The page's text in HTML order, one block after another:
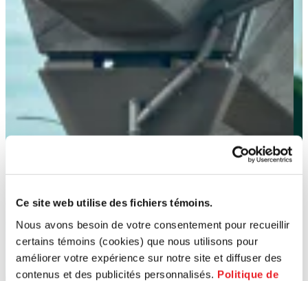
Ce site web utilise des fichiers témoins.
Nous avons besoin de votre consentement pour recueillir
certains témoins (cookies) que nous utilisons pour
améliorer votre expérience sur notre site et diffuser des
contenus et des publicités personnalisés. Politique de